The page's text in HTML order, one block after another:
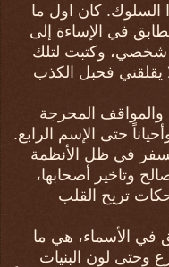
السلوك. كان اول ما
في الإساءة إلى
وكتبت لتلك
يقلقني فحبل الكذب
والمواقف المحرجة
حتى الإسم الرابع.
في ظل الأنظمة
وتاخير أصحابها،
في الأسماء، هي ما
وحتى لون البنيات